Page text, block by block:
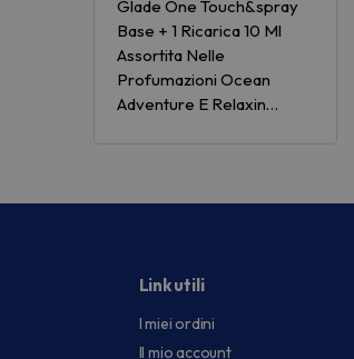
Glade One Touch&spray
Base + 1 Ricarica 10 Ml
Assortita Nelle
Profumazioni Ocean
Adventure E Relaxin…
Link utili
I miei ordini
Il mio account